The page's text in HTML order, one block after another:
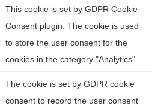
This cookie is set by GDPR Cookie
Consent plugin. The cookie is used
to store the user consent for the
cookies in the category "Analytics".
The cookie is set by GDPR cookie
consent to record the user consent